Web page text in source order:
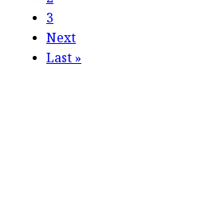
3
Next
Last»